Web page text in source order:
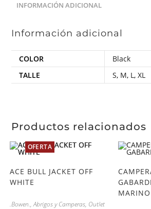
INFORMACIÓN ADICIONAL
Información adicional
COLOR
Black
TALLE
S, M, L ,XL
Productos relacionados
OFERTA
ACE BULL JACKET OFF
WHITE
.Bowen.,Abrigos y Camperas, Outlet
MARINO